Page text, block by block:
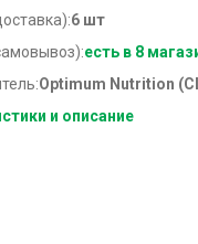
6 шт
есть в 8
Optimum Nutrition
и описание